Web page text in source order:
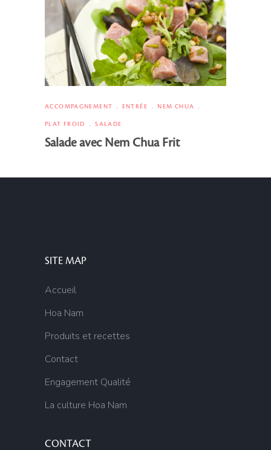
ACCOMPAGNEMENT ENTRÉE NEM CHUA
PLAT FROID SALADE
Salade avec Nem Chua Frit
SITE MAP
Accueil
Hoa Nam
Produits et recettes
Contact
Engagement Qualité
La culture Hoa Nam
CONTACT